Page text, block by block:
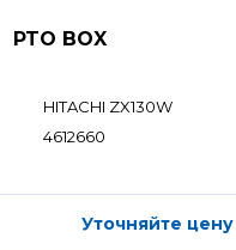
PTO BOX
HITACHI ZX130W
4612660
Уточняйте цену